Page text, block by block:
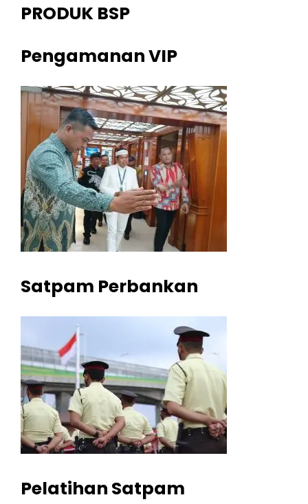
PRODUK BSP
Pengamanan VIP
Satpam Perbankan
Pelatihan Satpam